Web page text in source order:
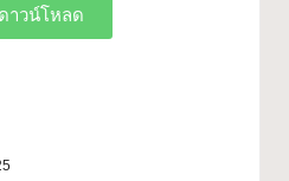
าวน์โหลด